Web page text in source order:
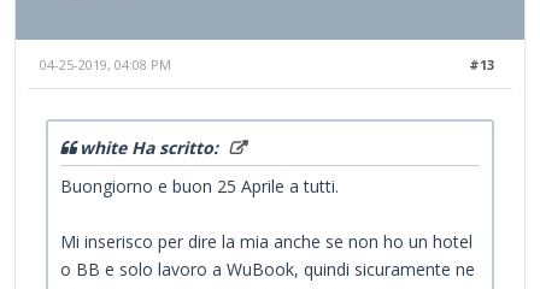
#13
04-25-2019, 04:08 PM
white Ha scritto:
Buongiorno e buon 25 Aprile a tutti.
Mi inserisco per dire la mia anche se non ho un hotel
o BB e solo lavoro a WuBook, quindi sicuramente ne